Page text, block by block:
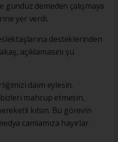
gündüz demeden çalışmaya
yer verdi.
desteklerinden
açıklamasını şu
daim eylesin.
bizleri mahcup etmesin,
kılsın. Bu görevin
camiamıza hayırlar